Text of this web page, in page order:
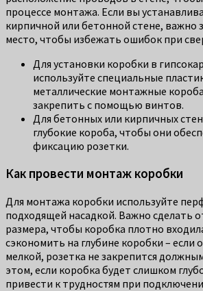
процессе монтажа. Если вы
кирпичной или бетонной стене, важно
место, чтобы избежать ошибок при
Для установки коробки в
используйте специальные
металлические монтажные
закрепить с помощью винтов.
Для бетонных или кирпичных
глубокие короба, чтобы они
фиксацию розетки.
Как провести монтаж коробки
Для монтажа коробки используйте
подходящей насадкой. Важно сделать
размера, чтобы коробка плотно
сэкономить на глубине коробки – если
мелкой, розетка не закрепится
этом, если коробка будет слишком
привести к трудностям при